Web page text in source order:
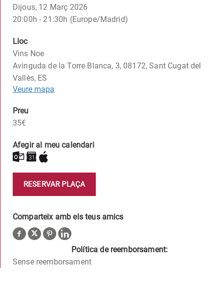
Dijous, 12 Març 2026
20:00h - 21:30h (Europe/Madrid)
Lloc
Vins Noe
Avinguda de la Torre Blanca, 3, 08172, Sant Cugat del
Vallès, ES
Veure mapa
Preu
35€
Afegir al meu calendari
RESERVAR PLAÇA
Comparteix amb els teus amics
Política de reemborsament:
Sense reemborsament